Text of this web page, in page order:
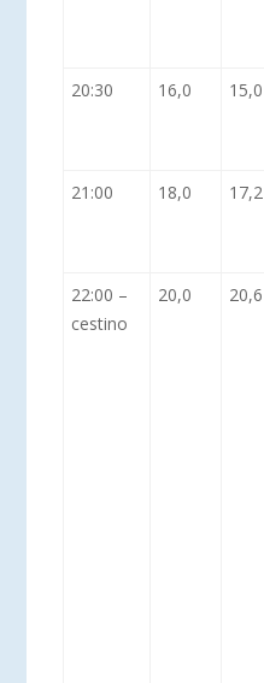
20:30
16,0 15,0
21:00
18,0 17,2
22:00 –
cestino
20,0 20,6